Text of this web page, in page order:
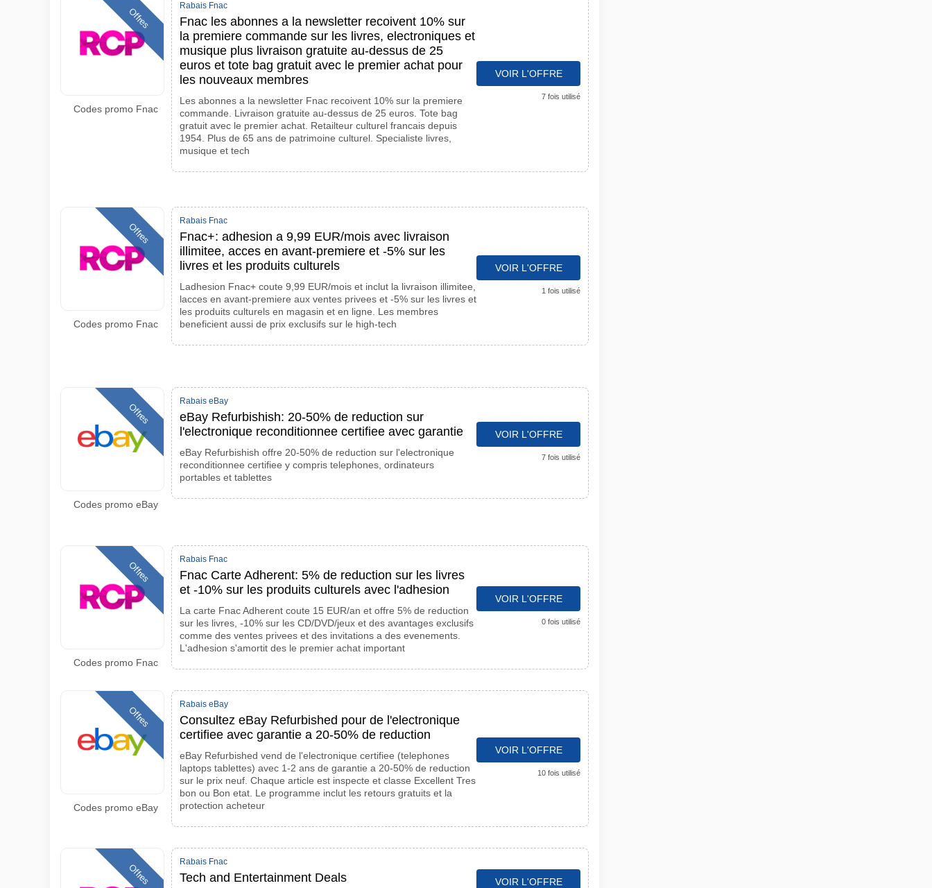
Offres
Codes promo Fnac
Rabais Fnac
Fnac les abonnes a la newsletter recoivent 10% sur
la premiere commande sur les livres, electroniques et
musique plus livraison gratuite au-dessus de 25
euros et tote bag gratuit avec le premier achat pour
les nouveaux membres
Les abonnes a la newsletter Fnac recoivent 10% sur la premiere
commande. Livraison gratuite au-dessus de 25 euros. Tote bag
gratuit avec le premier achat. Retailteur culturel francais depuis
1954. Plus de 65 ans de patrimoine culturel. Specialiste livres,
musique et tech
VOIR L'OFFRE
7 fois utilisé
Offres
Codes promo Fnac
Rabais Fnac
Fnac+: adhesion a 9,99 EUR/mois avec livraison
illimitee, acces en avant-premiere et -5% sur les
livres et les produits culturels
Ladhesion Fnac+ coute 9,99 EUR/mois et inclut la livraison illimitee,
lacces en avant-premiere aux ventes privees et -5% sur les livres et
les produits culturels en magasin et en ligne. Les membres
beneficient aussi de prix exclusifs sur le high-tech
VOIR L'OFFRE
1 fois utilisé
Offres
Codes promo eBay
Rabais eBay
eBay Refurbishish: 20-50% de reduction sur
l'electronique reconditionnee certifiee avec garantie
eBay Refurbishish offre 20-50% de reduction sur l'electronique
reconditionnee certifiee y compris telephones, ordinateurs
portables et tablettes
VOIR L'OFFRE
7 fois utilisé
Offres
Codes promo Fnac
Rabais Fnac
Fnac Carte Adherent: 5% de reduction sur les livres
et -10% sur les produits culturels avec l'adhesion
La carte Fnac Adherent coute 15 EUR/an et offre 5% de reduction
sur les livres, -10% sur les CD/DVD/jeux et des avantages exclusifs
comme des ventes privees et des invitations a des evenements.
L'adhesion s'amortit des le premier achat important
VOIR L'OFFRE
0 fois utilisé
Offres
Codes promo eBay
Rabais eBay
Consultez eBay Refurbished pour de l'electronique
certifiee avec garantie a 20-50% de reduction
eBay Refurbished vend de l'electronique certifiee (telephones
laptops tablettes) avec 1-2 ans de garantie a 20-50% de reduction
sur le prix neuf. Chaque article est inspecte et classe Excellent Tres
bon ou Bon etat. Le programme inclut les retours gratuits et la
protection acheteur
VOIR L'OFFRE
10 fois utilisé
Offres
Rabais Fnac
Tech and Entertainment Deals VOIR L'OFFRE